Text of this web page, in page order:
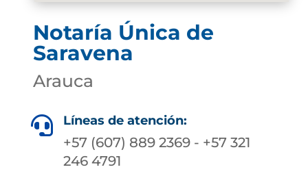
Notaría Única de
Saravena
Arauca
 Líneas de atención:
+57 (607) 889 2369 - +57 321
246 4791